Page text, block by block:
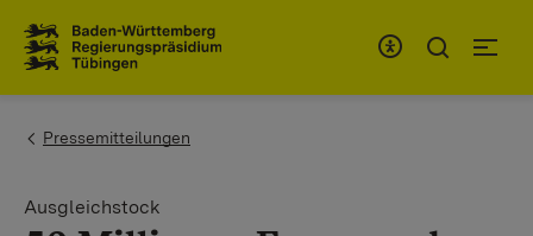
You are here:
Pressemitteilungen
Ausgleichstock